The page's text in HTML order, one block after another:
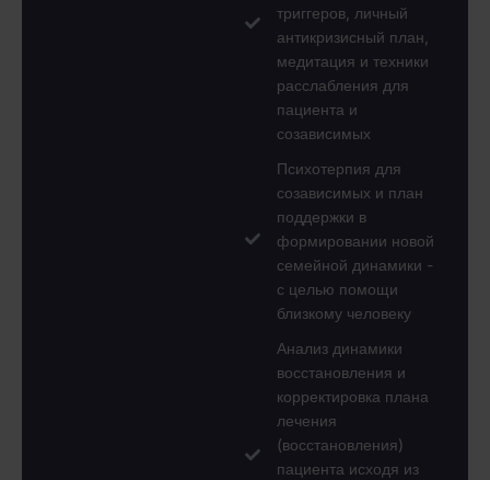
триггеров, личный
антикризисный план,
медитация и техники
расслабления для
пациента и
созависимых
Психотерпия для
созависимых и план
поддержки в
формировании новой
семейной динамики -
с целью помощи
близкому человеку
Анализ динамики
восстановления и
корректировка плана
лечения
(восстановления)
пациента исходя из